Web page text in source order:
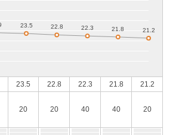
23.5 22.8 22.3 21.8 21.2
20 20 40 40 20